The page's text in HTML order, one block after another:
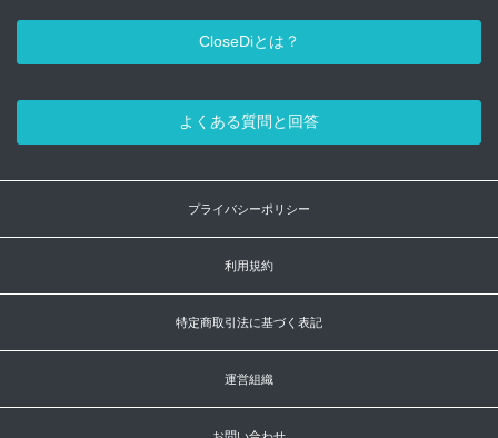
CloseDiとは？
よくある質問と回答
プライバシーポリシー
利用規約
特定商取引法に基づく表記
運営組織